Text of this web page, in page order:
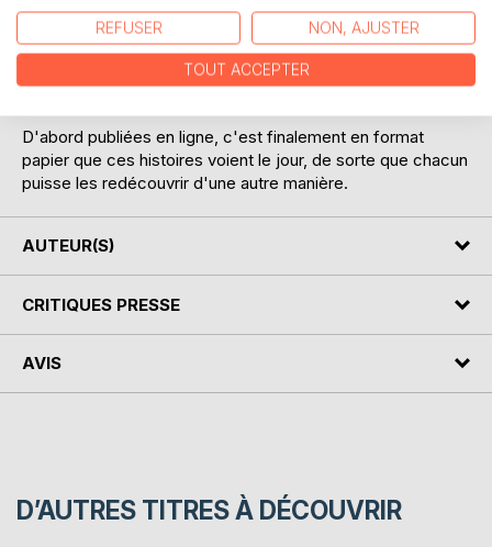
« Le monstre sous le lit », « Le garçon fleur » et « Le
garçon arc-en-ciel ». Leur point commun ? L'irruption du
fantastique dans un monde où l'on ne croit que ce que l'on
voit .
D'abord publiées en ligne, c'est finalement en format
papier que ces histoires voient le jour, de sorte que chacun
puisse les redécouvrir d'une autre manière.
AUTEUR(S)
CRITIQUES PRESSE
AVIS
D’AUTRES TITRES À DÉCOUVRIR
REFUSER NON, AJUSTER
TOUT ACCEPTER